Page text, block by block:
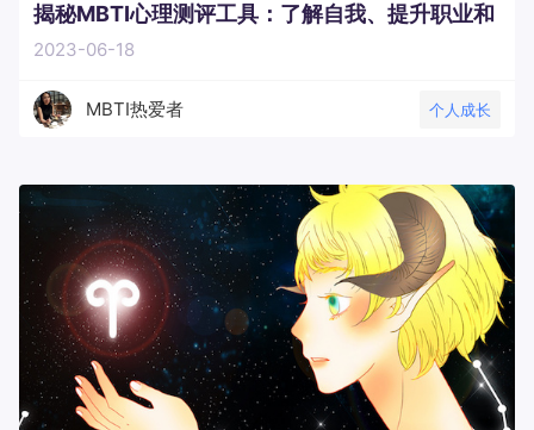
揭秘MBTI心理测评工具：了解自我、提升职业和
人际关系的有效途径
2023-06-18
MBTI热爱者 个人成长